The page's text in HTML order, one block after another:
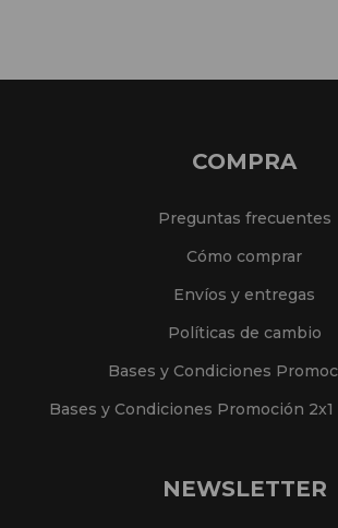
COMPRA
Preguntas frecuentes
Cómo comprar
Envíos y entregas
Políticas de cambio
Bases y Condiciones
Bases y Condiciones Promoción 2x1
NEWSLETTER